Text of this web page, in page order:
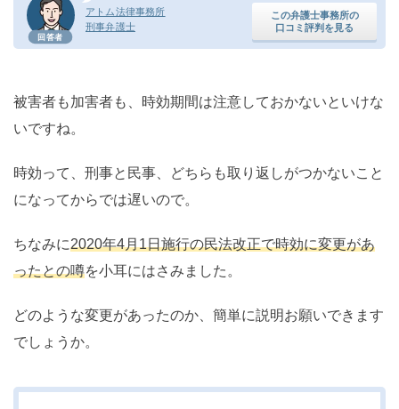
回答者
アトム法律事務所
刑事弁護士
この弁護士事務所の
口コミ評判を見る
被害者も加害者も、時効期間は注意しておかないといけな
いですね。
時効って、刑事と民事、どちらも取り返しがつかないこと
になってからでは遅いので。
ちなみに2020年4月1日施行の民法改正で時効に変更があ
ったとの噂を小耳にはさみました。
どのような変更があったのか、簡単に説明お願いできます
でしょうか。